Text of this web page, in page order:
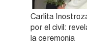
Carlita
por el civil:
la ceremonia